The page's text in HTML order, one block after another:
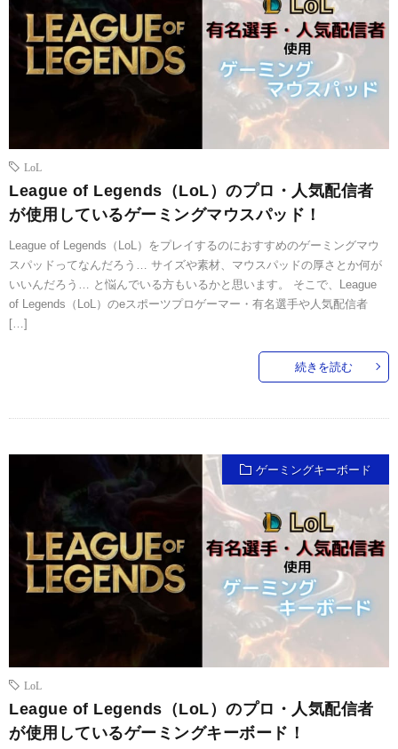
LoL
League of Legends（LoL）のプロ・人気配信者
が使用しているゲーミングマウスパッド！
League of Legends（LoL）をプレイするのにおすすめのゲーミングマウ
スパッドってなんだろう… サイズや素材、マウスパッドの厚さとか何が
いいんだろう… と悩んでいる方もいるかと思います。 そこで、League
of Legends（LoL）のeスポーツプロゲーマー・有名選手や人気配信者
[…]
続きを読む
ゲーミングキーボード
LoL
League of Legends（LoL）のプロ・人気配信者
が使用しているゲーミングキーボード！